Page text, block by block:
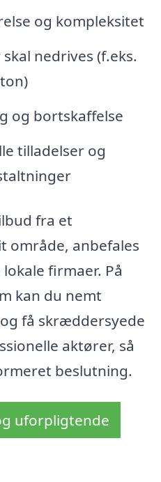
og kompleksitet
nedrives (f.eks.
og bortskaffelse
tilladelser og
fra et
område, anbefales
firmaer. På
kan du nemt
få skræddersyede
aktører, så
beslutning.
uforpligtende